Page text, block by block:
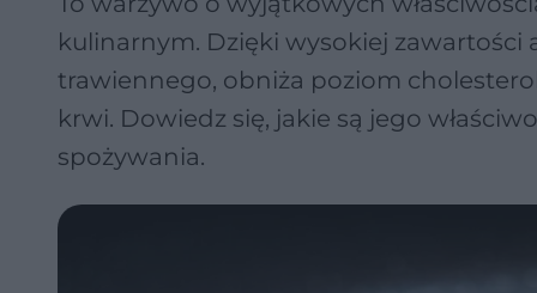
kulinarnym. Dzięki wysokiej
trawiennego, obniża poziom
krwi. Dowiedz się, jakie są jego
spożywania.